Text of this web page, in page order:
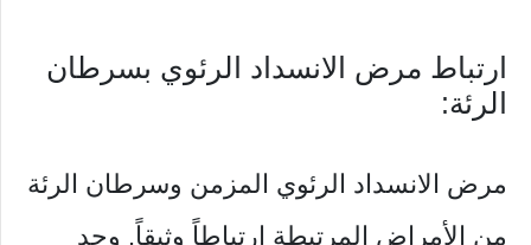
ارتباط مرض الانسداد الرئوي بسرطان
الرئة:
مرض الانسداد الرئوي المزمن وسرطان الرئة
من الأمراض المرتبطة ارتباطاً وثيقاً. وجد